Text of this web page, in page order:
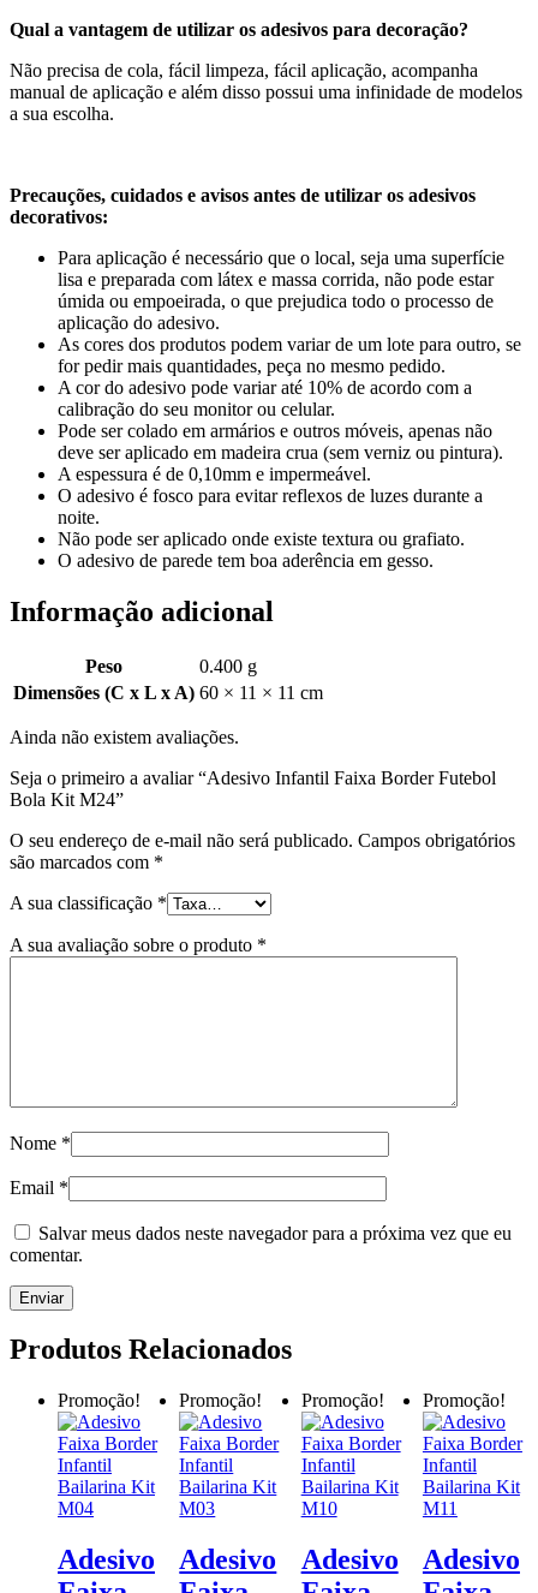
Qual a vantagem de utilizar os adesivos para decoração?
Não precisa de cola, fácil limpeza, fácil aplicação, acompanha
manual de aplicação e além disso possui uma infinidade de modelos
a sua escolha.
Precauções, cuidados e avisos antes de utilizar os adesivos
decorativos:
Para aplicação é necessário que o local, seja uma superfície
lisa e preparada com látex e massa corrida, não pode estar
úmida ou empoeirada, o que prejudica todo o processo de
aplicação do adesivo.
As cores dos produtos podem variar de um lote para outro, se
for pedir mais quantidades, peça no mesmo pedido.
A cor do adesivo pode variar até 10% de acordo com a
calibração do seu monitor ou celular.
Pode ser colado em armários e outros móveis, apenas não
deve ser aplicado em madeira crua (sem verniz ou pintura).
A espessura é de 0,10mm e impermeável.
O adesivo é fosco para evitar reflexos de luzes durante a
noite.
Não pode ser aplicado onde existe textura ou grafiato.
O adesivo de parede tem boa aderência em gesso.
Informação adicional
Peso
0.400 g
Dimensões (C x L x A) 60 × 11 × 11 cm
Ainda não existem avaliações.
Seja o primeiro a avaliar “Adesivo Infantil Faixa Border Futebol
Bola Kit M24”
O seu endereço de e-mail não será publicado. Campos obrigatórios
são marcados com *
A sua classificação *
A sua avaliação sobre o produto *
Nome *
Email *
Salvar meus dados neste navegador para a próxima vez que eu
comentar.
Produtos Relacionados
Promoção!
Adesivo
Promoção!
Adesivo
Promoção!
Adesivo
Promoção!
Adesivo